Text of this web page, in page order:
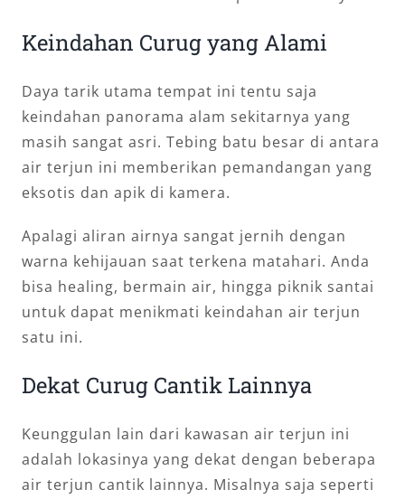
Keindahan Curug yang Alami
Daya tarik utama tempat ini tentu saja
keindahan panorama alam sekitarnya yang
masih sangat asri. Tebing batu besar di antara
air terjun ini memberikan pemandangan yang
eksotis dan apik di kamera.
Apalagi aliran airnya sangat jernih dengan
warna kehijauan saat terkena matahari. Anda
bisa healing, bermain air, hingga piknik santai
untuk dapat menikmati keindahan air terjun
satu ini.
Dekat Curug Cantik Lainnya
Keunggulan lain dari kawasan air terjun ini
adalah lokasinya yang dekat dengan beberapa
air terjun cantik lainnya. Misalnya saja seperti